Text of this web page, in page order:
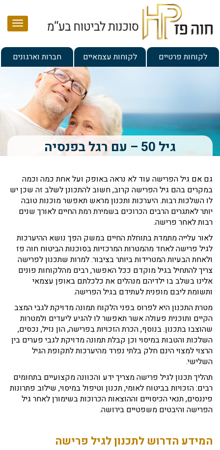
עמוד הבית
בדיקת תיק ביטוח לעצמאי
ניהול ותכנון תיק ביטוח וחיסכון למשפחה
פתרונות לחסכון והשקעה
תכנון לגיל הפרישה
הסדרים פנסיונים לעובדים ומעסיקים
מרכז מידע
מאמרים
מילון מונחים
מידע ללקוח – הצהרת נגישות
שרות לקוחות
אמנת שירות
צור קשר
לקוחות פרטיים לקוחות עצמאיים חברות וארגונים
גיל 50 – עם רגל בפנסיה
גם אם גיל הפרישה עוד לא נראה באופק ועל אחת כמה וכמה
במקרים בהם גיל הפרישה קרוב, חשוב להתכונן לשלב זה שכן יש
לו השלכות רבות. היערכות ותכנון מראש תאפשר מוכנות טובה
יותר לאתגרים הרבים הכרוכים בשמירת רמת החיים לאורך שנים
רבות לאחר פרישה.
לאור עלייה מתמדת בתוחלת החיים במשק הפך נושא ההיערכות
לגיל פרישה לאחד מהמטרות המרכזיות בסוכנות הביטוח חוה פז
ולאחת הבעיות המטרידות ביותר בציבור. למרות שתכנון לפרישה
צריך להתחיל בגיל מוקדם ככל האפשר, רבים מהלקוחות פונים
אלינו בשלב בו ילדיהם מנהלים את כלכלתם באופן עצמאי
ותשומת ליבם מופנית לעתידם בגיל הפרישה.
מטרת התכנון היא לפרוס בפני הלקוח תמונה מדויקת לגבי המצב
הקיים ותוכנית פעולה אשר תאפשר לו להגיע ליעדים ולמטרות
שהוצבו בתכנון. בנוסף, הכרת הזכויות בפרישה, הון נזיל, נכסים,
השלכות והטבות במיסוי וכן קבלת תמונה מדויקת לגבי פערים בין
הרצוי למצוי הינם חלק בלתי נפרד מהיערכות לתקופת הגיל
השלישי.
תהליך תכנון לגיל פרישה מצריך ידע והכוונה מקצועיים בתחומים
רבים: הזכויות בביטוח לאומי, תכנון וטיפול במיסוי, שילוב פתרונות
פיננסים, תנאי הכיסויים וההוצאות הכרוכות בשימורן לאחר גיל
הפרישה והיבטים משפטיים בירושה.
המידע הדרוש לתכנון לגיל פרישה